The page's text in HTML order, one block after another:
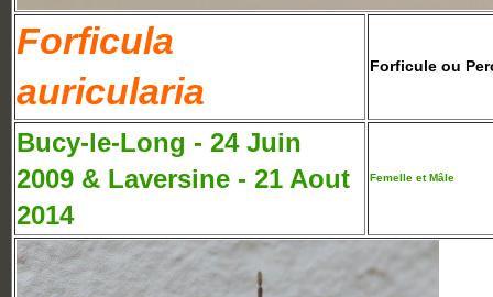
Forficula
auricularia
Forficule ou
Bucy-le-Long - 24 Juin
2009 & Laversine - 21 Aout
2014
Femelle et Mâle